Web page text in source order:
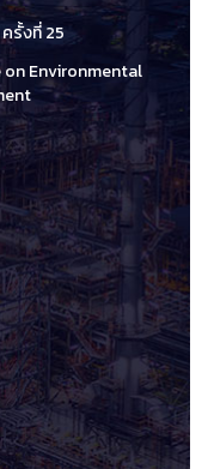
รั้งที่ 25
on Environmental